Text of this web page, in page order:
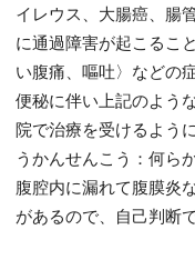
イレウス、大腸癌、腸
に通過障害が起こるこ
い腹痛、嘔吐〉などの
便秘に伴い上記のよう
院で治療を受けるよう
うかんせんこう：何ら
腹腔内に漏れて腹膜炎
があるので、自己判断